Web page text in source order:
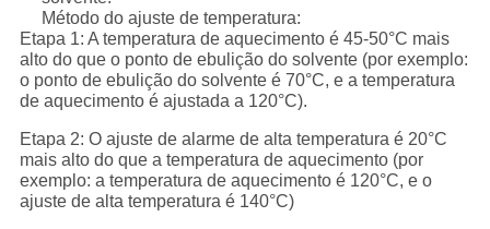
Método do ajuste de temperatura:
Etapa 1: A temperatura de aquecimento é 45-50°C mais
alto do que o ponto de ebulição do solvente (por exemplo:
o ponto de ebulição do solvente é 70°C, e a temperatura
de aquecimento é ajustada a 120°C).
Etapa 2: O ajuste de alarme de alta temperatura é 20°C
mais alto do que a temperatura de aquecimento (por
exemplo: a temperatura de aquecimento é 120°C, e o
ajuste de alta temperatura é 140°C)